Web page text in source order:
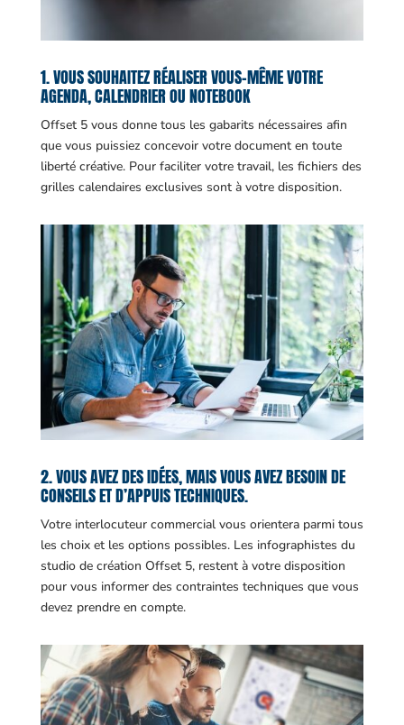
1. VOUS SOUHAITEZ RÉALISER VOUS-MÊME VOTRE
AGENDA, CALENDRIER OU NOTEBOOK
Offset 5 vous donne tous les gabarits nécessaires afin
que vous puissiez concevoir votre document en toute
liberté créative. Pour faciliter votre travail, les fichiers des
grilles calendaires exclusives sont à votre disposition.
2. VOUS AVEZ DES IDÉES, MAIS VOUS AVEZ BESOIN DE
CONSEILS ET D’APPUIS TECHNIQUES.
Votre interlocuteur commercial vous orientera parmi tous
les choix et les options possibles. Les infographistes du
studio de création Offset 5, restent à votre disposition
pour vous informer des contraintes techniques que vous
devez prendre en compte.